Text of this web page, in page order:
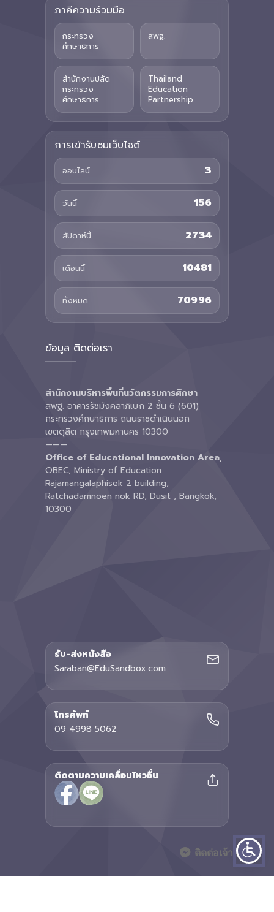
ภาคีความร่วมมือ
กระทรวง
ศึกษาธิการ
สพฐ.
สำนักงานปลัด
กระทรวง
ศึกษาธิการ
Thailand
Education
Partnership
การเข้ารับชมเว็บไซต์
ออนไลน์ 3
วันนี้ 156
สัปดาห์นี้ 2734
เดือนนี้ 10481
ทั้งหมด 70996
ข้อมูล ติดต่อเรา
สำนักงานบริหารพื้นที่นวัตกรรมการศึกษา
สพฐ. อาคารรัชมังคลาภิเษก 2 ชั้น 6 (601)
กระทรวงศึกษาธิการ ถนนราชดำเนินนอก
เขตดุสิต กรุงเทพมหานคร 10300
———
Office of Educational Innovation Area,
OBEC, Ministry of Education
Rajamangalaphisek 2 building,
Ratchadamnoen nok RD, Dusit , Bangkok,
10300
รับ-ส่งหนังสือ
Saraban@EduSandbox.com
โทรศัพท์
09 4998 5062
ติดตามความเคลื่อนไหวอื่น
ติดต่อเจ้าหน้าที่